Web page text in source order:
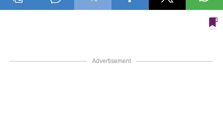
Advertisement